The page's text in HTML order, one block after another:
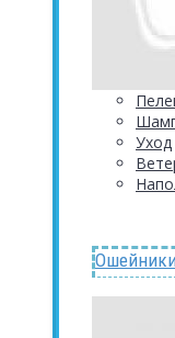
Уход